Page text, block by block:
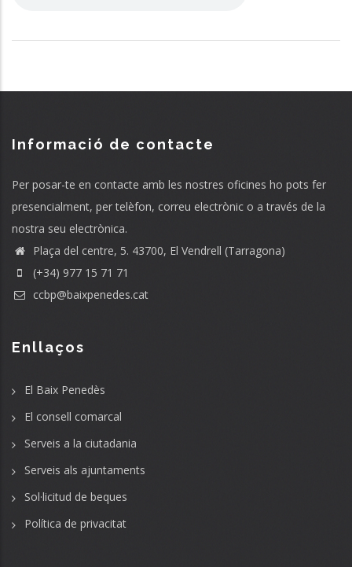
Informació de contacte
Per posar-te en contacte amb les nostres oficines ho pots fer
presencialment, per telèfon, correu electrònic o a través de la
nostra seu electrònica.
Plaça del centre, 5. 43700, El Vendrell (Tarragona)
(+34) 977 15 71 71
ccbp@baixpenedes.cat
Enllaços
El Baix Penedès
El consell comarcal
Serveis a la ciutadania
Serveis als ajuntaments
Sol·licitud de beques
Política de privacitat